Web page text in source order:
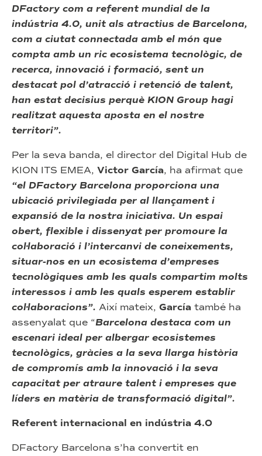
DFactory com a referent mundial de la
indústria 4.0, unit als atractius de Barcelona,
com a ciutat connectada amb el món que
compta amb un ric ecosistema tecnològic, de
recerca, innovació i formació, sent un
destacat pol d’atracció i retenció de talent,
han estat decisius perquè KION Group hagi
realitzat aquesta aposta en el nostre
territori”.
Per la seva banda, el director del Digital Hub de
KION ITS EMEA, Victor García, ha afirmat que
“el DFactory Barcelona proporciona una
ubicació privilegiada per al llançament i
expansió de la nostra iniciativa. Un espai
obert, flexible i dissenyat per promoure la
col·laboració i l’intercanvi de coneixements,
situar-nos en un ecosistema d’empreses
tecnològiques amb les quals compartim molts
interessos i amb les quals esperem establir
col·laboracions”. Així mateix, García també ha
assenyalat que “Barcelona destaca com un
escenari ideal per albergar ecosistemes
tecnològics, gràcies a la seva llarga història
de compromís amb la innovació i la seva
capacitat per atraure talent i empreses que
líders en matèria de transformació digital”.
Referent internacional en indústria 4.0
DFactory Barcelona s’ha convertit en